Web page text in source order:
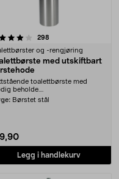
298
og -rengjøring
med utskiftbart
toalettbørste med
beholde....
Børstet stål
Legg i handlekurv